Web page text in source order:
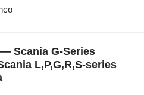
Scania G-Series
L,P,G,R,S-series